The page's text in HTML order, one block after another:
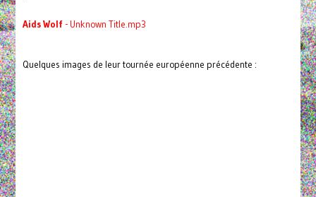
AidsWolf- Unknown Title.mp3
Quelques images de leur tournée européenne précédente :